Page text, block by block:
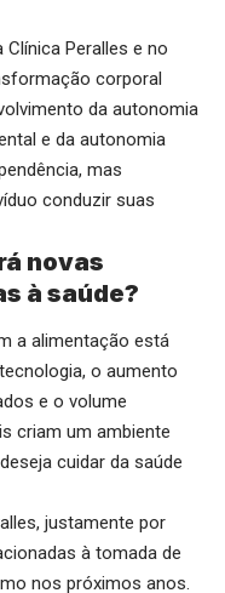
Peralles e no
corporal
da autonomia
e da autonomia
mas
conduzir suas
novas
à saúde?
a alimentação está
o aumento
e o volume
criam um ambiente
cuidar da saúde
justamente por
à tomada de
nos próximos anos.